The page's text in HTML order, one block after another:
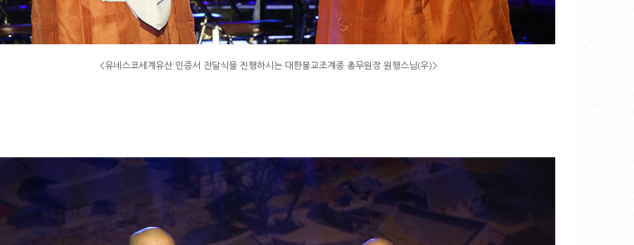
세계유산 인증서 전달식을 진행하시는 대한불교조계종 총무원장 원행스님(우)>